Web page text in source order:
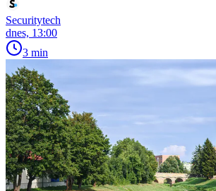
Securitytech
dnes, 13:00
3 min